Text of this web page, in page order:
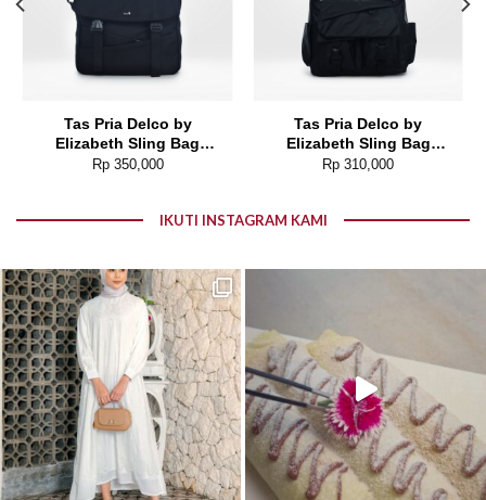
Tas Pria Delco by
Elizabeth Sling Bag
0716-0807
Rp350,000
Tas Pria Delco by
Elizabeth Sling Bag
0716-0812
Rp 310,000
IKUTI INSTAGRAM KAMI